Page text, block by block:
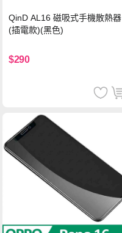
QinD AL16 磁吸式手機散熱器
(插電款)(黑色)
$290